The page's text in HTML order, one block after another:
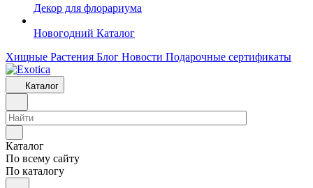
Декор для флорариума
Новогодний Каталог
Хищные Растения Блог Новости Подарочные сертификаты
Каталог
Каталог
По всему сайту
По каталогу